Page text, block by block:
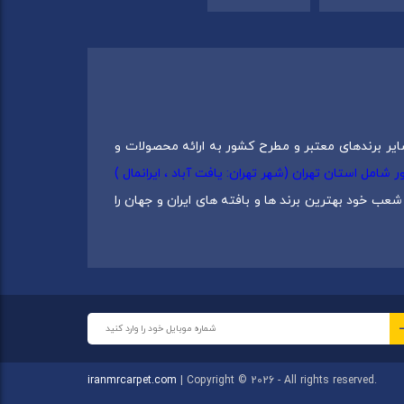
برندهای معتبر و مطرح کشور به ارائه محصولات و
دارای 5 شعبه در سراسرکشور شامل استان تهران (شهر تهران: یافت آباد ، ایرانمال )
خود بهترین برند ها و بافته های ایران و جهان را
واقعی به همراه خدمات ویژه گردد. از این رو
iranmrcarpet.com | Copyright © 2026 - All rights reserved.